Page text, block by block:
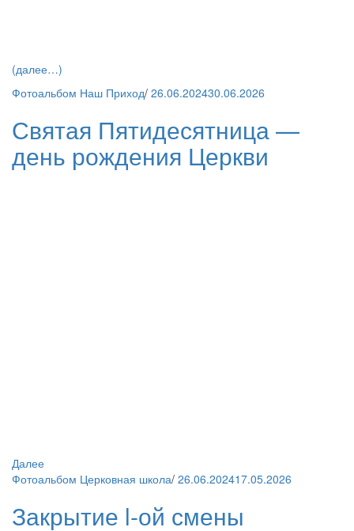
(далее…)
Фотоальбом Наш Приход/ 26.06.202430.06.2026
Святая Пятидесятница —
день рождения Церкви
Далее
Фотоальбом Церковная школа/ 26.06.202417.05.2026
Закрытие l-ой смены